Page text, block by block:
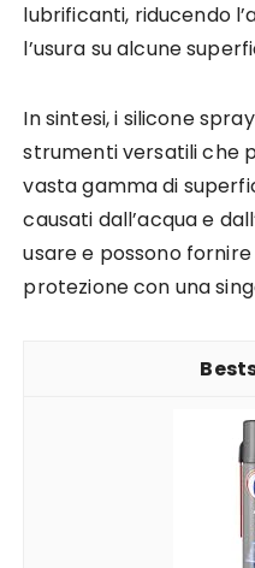
lubrificanti, riducendo
l’usura su alcune
In sintesi, i silicone
strumenti versatili che
vasta gamma di
causati dall’acqua e
usare e possono
protezione con una